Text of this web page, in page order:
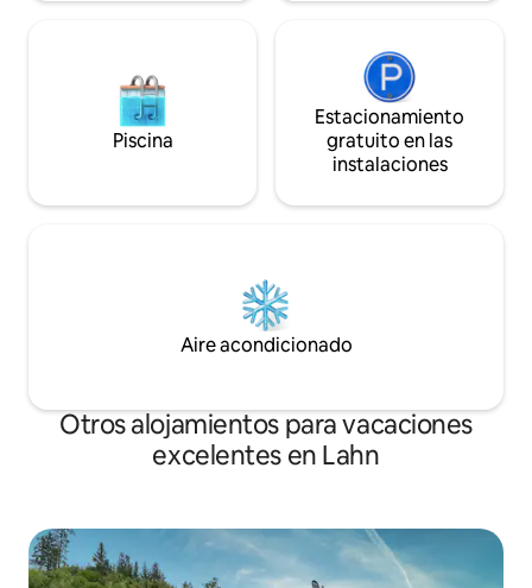
Piscina
Estacionamiento
gratuito en las
instalaciones
Aire acondicionado
Otros alojamientos para vacaciones
excelentes en Lahn